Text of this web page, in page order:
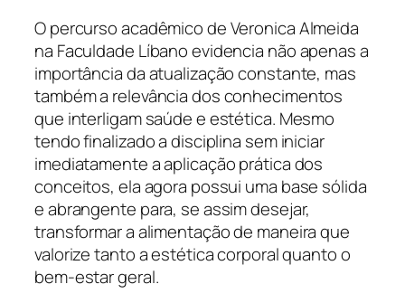
O percurso acadêmico de Veronica Almeida
na Faculdade Líbano evidencia não apenas a
importância da atualização constante, mas
também a relevância dos conhecimentos
que interligam saúde e estética. Mesmo
tendo finalizado a disciplina sem iniciar
imediatamente a aplicação prática dos
conceitos, ela agora possui uma base sólida
e abrangente para, se assim desejar,
transformar a alimentação de maneira que
valorize tanto a estética corporal quanto o
bem-estar geral.